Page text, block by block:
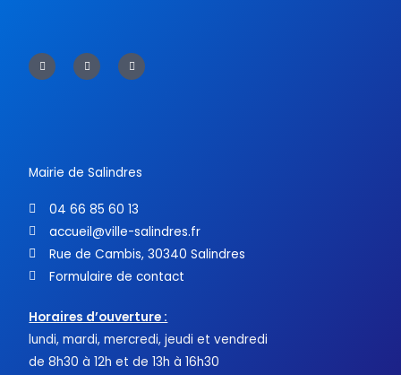
a
c
e
w
i
t
o
u
t
Mairie de Salindres
04 66 85 60 13
accueil@ville-salindres.fr
Rue de Cambis, 30340 Salindres
Formulaire de contact
Horaires d’ouverture :
lundi, mardi, mercredi, jeudi et vendredi
de 8h30 à 12h et de 13h à 16h30